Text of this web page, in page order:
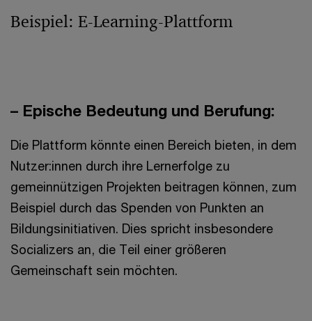
Beispiel: E-Learning-Plattform
– Epische Bedeutung und Berufung:
Die Plattform könnte einen Bereich bieten, in dem
Nutzer:innen durch ihre Lernerfolge zu
gemeinnützigen Projekten beitragen können, zum
Beispiel durch das Spenden von Punkten an
Bildungsinitiativen. Dies spricht insbesondere
Socializers an, die Teil einer größeren
Gemeinschaft sein möchten.